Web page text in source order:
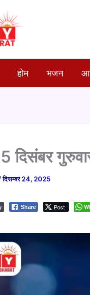
होम भजन
दिसंबर
दिसम्बर 24, 2025
Share Post